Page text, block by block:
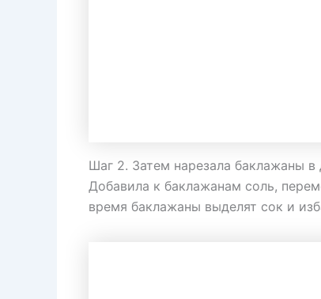
Шаг 2. Затем нарезала баклажаны
Добавила к баклажанам соль,
время баклажаны выделят сок и